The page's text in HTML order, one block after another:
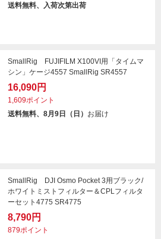
送料無料、入荷次第出荷
SmallRig FUJIFILM X100VI用「タイムマ
シン」ケージ4557 SmallRig SR4557
16,090円
1,609ポイント
送料無料、8月9日（日） お届け
SmallRig DJI Osmo Pocket 3用ブラック/
ホワイトミストフィルター＆CPLフィルタ
ーセット4775 SR4775
8,790円
879ポイント